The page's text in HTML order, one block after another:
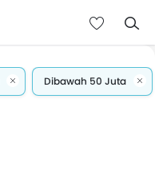
Dibawah 50 Juta